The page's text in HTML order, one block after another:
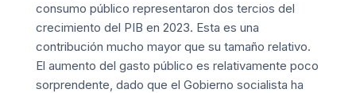
consumo público representaron dos tercios del
crecimiento del PIB en 2023. Esta es una
contribución mucho mayor que su tamaño relativo.
El aumento del gasto público es relativamente poco
sorprendente, dado que el Gobierno socialista ha